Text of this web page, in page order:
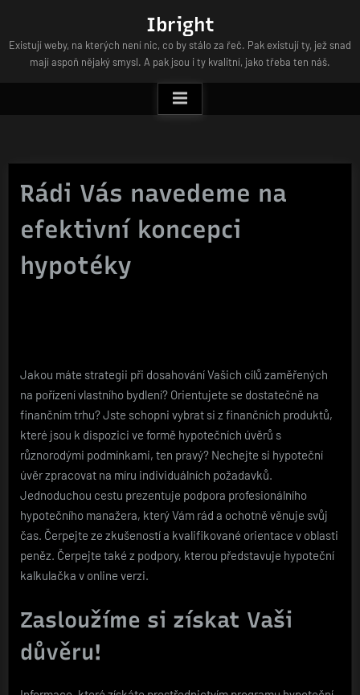
content
Ibright
Existují weby, na kterých není nic, co by stálo za řeč. Pak existují ty, jež snad
mají aspoň nějaký smysl. A pak jsou i ty kvalitní, jako třeba ten náš.
Rádi Vás navedeme na
efektivní koncepci
hypotéky
Jakou máte strategii při dosahování Vašich cílů zaměřených
na pořízení vlastního bydlení? Orientujete se dostatečně na
finančním trhu? Jste schopni vybrat si z finančních produktů,
které jsou k dispozici ve formě hypotečních úvěrů s
různorodými podmínkami, ten pravý? Nechejte si hypoteční
úvěr zpracovat na míru individuálních požadavků.
Jednoduchou cestu prezentuje podpora profesionálního
hypotečního manažera, který Vám rád a ochotně věnuje svůj
čas. Čerpejte ze zkušeností a kvalifikované orientace v oblasti
peněz. Čerpejte také z podpory, kterou představuje hypoteční
kalkulačka v online verzi.
Zasloužíme si získat Vaši
důvěru!